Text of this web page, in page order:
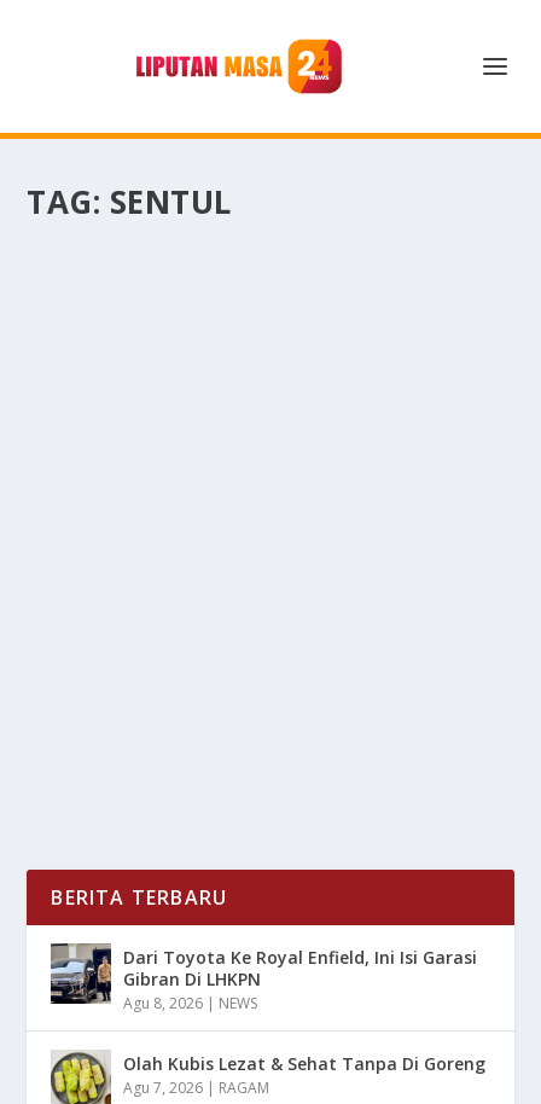
TAG: SENTUL
BERITA TERBARU
Dari Toyota Ke Royal Enfield, Ini Isi Garasi
Gibran Di LHKPN
Agu 8, 2026 | NEWS
Olah Kubis Lezat & Sehat Tanpa Di Goreng
Agu 7, 2026 | RAGAM